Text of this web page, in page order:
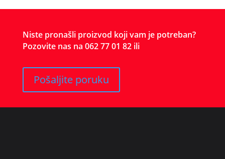
Niste pronašli proizvod koji vam je potreban?
Pozovite nas na 062 77 01 82 ili
Pošaljite poruku